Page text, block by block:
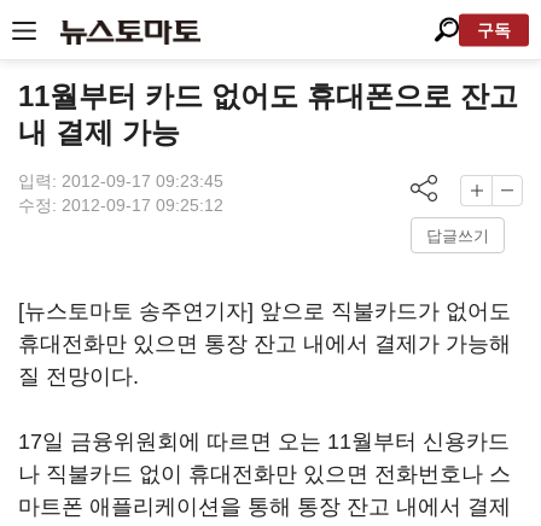
구독
11월부터 카드 없어도 휴대폰으로 잔고
내 결제 가능
입력: 2012-09-17 09:23:45
수정: 2012-09-17 09:25:12
답글쓰기
[뉴스토마토 송주연기자] 앞으로 직불카드가 없어도
휴대전화만 있으면 통장 잔고 내에서 결제가 가능해
질 전망이다.
17일 금융위원회에 따르면 오는 11월부터 신용카드
나 직불카드 없이 휴대전화만 있으면 전화번호나 스
마트폰 애플리케이션을 통해 통장 잔고 내에서 결제